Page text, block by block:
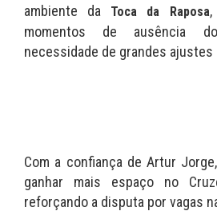
ambiente da Toca da Raposa
momentos de ausência
necessidade de grandes
Com a confiança de Artur
ganhar mais espaço no
reforçando a disputa por vagas